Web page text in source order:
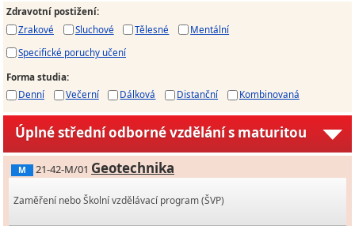
Zdravotní postižení:
Zrakové
Sluchové Tělesné
Mentální
Specifické poruchy učení
Forma studia:
Denní
Večerní Dálková Distanční Kombinovaná
Úplné střední odborné vzdělání s maturitou
M 21-42-M/01 Geotechnika
Zaměření nebo Školní vzdělávací program (ŠVP)